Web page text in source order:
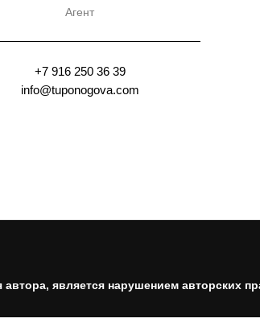
Агент
+7 916 250 36 39
info@tuponogova.com
является нарушением авторских